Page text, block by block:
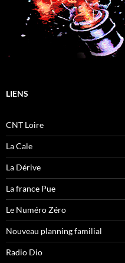
LIENS
CNT Loire
La Cale
La Dérive
La france Pue
Le Numéro Zéro
Nouveau planning familial
Radio Dio